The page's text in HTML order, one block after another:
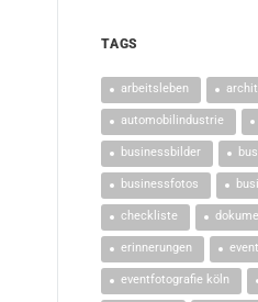
TAGS
arbeitsleben
automobilindustrie
businessbilder
businessfotos
checkliste
erinnerungen event
eventfotografie köln